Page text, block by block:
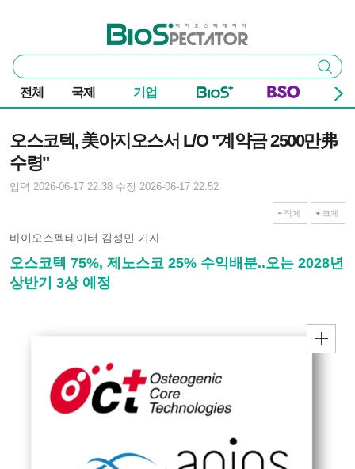
바이오스펙테이터
통
합
검
색
검색
전체 국제 기업
오스코텍, 美아지오스서 L/O "계약금 2500만弗
수령"
입력 2026-06-17 22:38 수정 2026-06-17 22:52
작게 크게
바이오스펙테이터 김성민 기자
오스코텍 75%, 제노스코 25% 수익배분..오는 2028년
상반기 3상 예정